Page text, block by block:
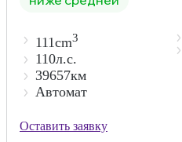
111cm3
110л.с.
39657км
Автомат
Оставить заявку